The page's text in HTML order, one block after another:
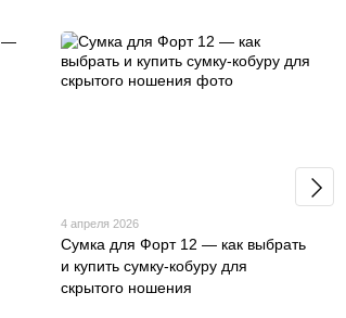
4 апреля 2026
Сумка для Форт 12 — как выбрать
и купить сумку-кобуру для
скрытого ношения